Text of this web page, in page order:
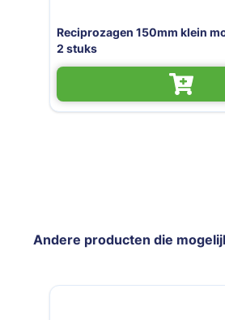
model voor hout
Andere producten die
Navigeren door de elementen van de
Druk om carrousel over te slaan